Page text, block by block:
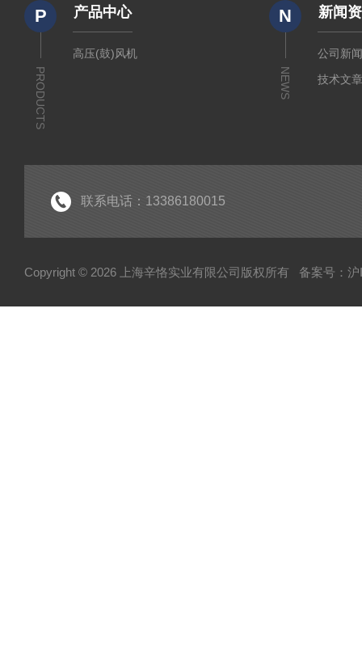
P
PRODUCTS
产品中心
高压(鼓)风机
N
NEWS
新闻
公司新
技术文
联系电话：13386180015
Copyright © 2026 上海辛恪实业有限公司版权所有 备案号：